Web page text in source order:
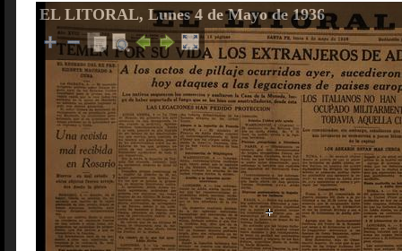
EL LITORAL, Lunes 4 de Mayo de 1936